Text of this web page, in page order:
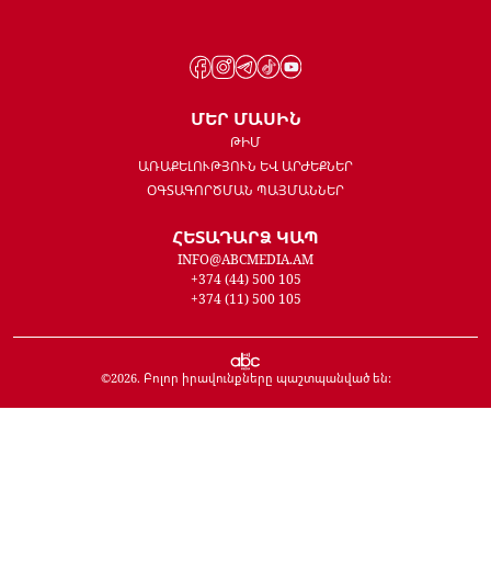
ՄԵՐ ՄԱՍԻՆ
ԹԻՄ
ԱՌԱՔԵԼՈՒԹՅՈՒՆ ԵՎ ԱՐԺԵՔՆԵՐ
ՕԳՏԱԳՈՐԾՄԱՆ ՊԱՅՄԱՆՆԵՐ
ՀԵՏԱԴԱՐՁ ԿԱՊ
INFO@ABCMEDIA.AM
+374 (44) 500 105
+374 (11) 500 105
©2026. Բոլոր իրավունքները պաշտպանված են: